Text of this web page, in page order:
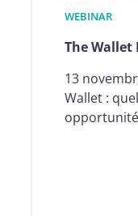
WEBINAR
The
13
Wallet :